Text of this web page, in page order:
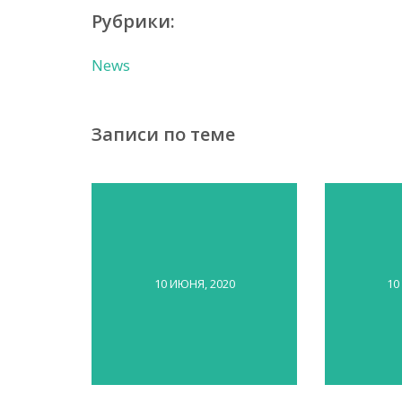
Рубрики:
News
Записи по теме
10 ИЮНЯ, 2020